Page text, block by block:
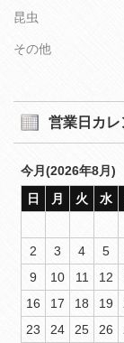
昆虫
その他
営業日カレ
今月(2026年8月)
日
月 火 水
2
3 4 5
9
10 11 12
16
17 18 19
23
24 25 26